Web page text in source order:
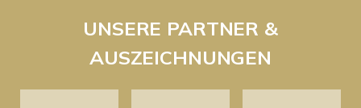
UNSERE PARTNER &
AUSZEICHNUNGEN